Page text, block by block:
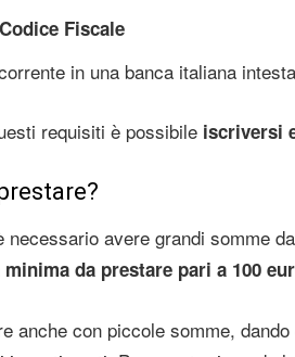
Fiscale
in una banca italiana
requisiti è possibile iscriversi
necessario avere grandi somme
da prestare pari a 100
anche con piccole somme,